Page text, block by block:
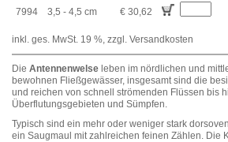
7994 3,5 - 4,5 cm € 30,62
inkl. ges. MwSt. 19 %, zzgl. Versandkosten
Die Antennenwelse leben im nördlichen und
bewohnen Fließgewässer, insgesamt sind die
und reichen von schnell strömenden Flüssen bis
Überflutungsgebieten und Sümpfen.
Typisch sind ein mehr oder weniger stark
ein Saugmaul mit zahlreichen feinen Zählen. Die